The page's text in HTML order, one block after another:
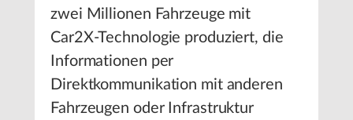
zwei Millionen Fahrzeuge mit
Car2X-Technologie produziert, die
Informationen per
Direktkommunikation mit anderen
Fahrzeugen oder Infrastruktur